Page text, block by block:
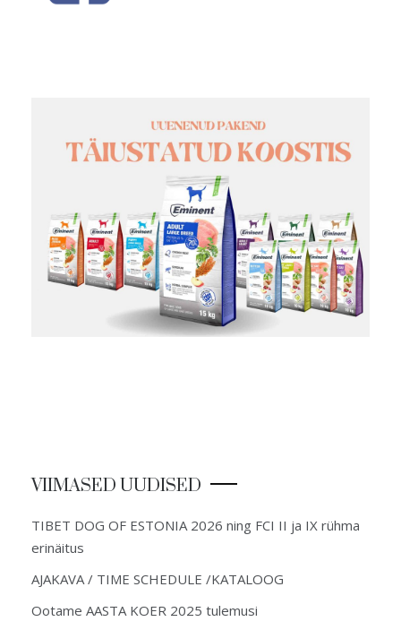
VIIMASED UUDISED
TIBET DOG OF ESTONIA 2026 ning FCI II ja IX rühma
erinäitus
AJAKAVA / TIME SCHEDULE /KATALOOG
Ootame AASTA KOER 2025 tulemusi